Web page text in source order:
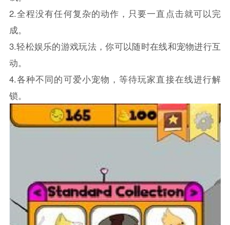
2.全程没有任何复杂的动作，只要一直点击就可以完
成。
3.轻松娱乐的游戏玩法，你可以随时在线和宠物进行互
动。
4.各种不同的可爱小宠物，等待玩家直接在线进行解
锁。